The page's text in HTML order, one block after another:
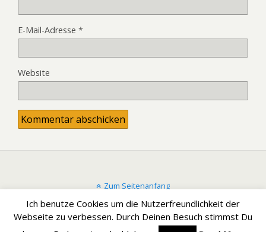
E-Mail-Adresse *
Website
Zum Seitenanfang
Mobil Desktop
Ich benutze Cookies um die Nutzerfreundlichkeit der
Webseite zu verbessen. Durch Deinen Besuch stimmst Du